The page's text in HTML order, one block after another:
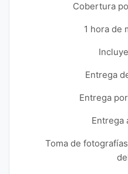
Cobertura
1 hora de
Entrega
Entrega
Entrega
Toma de